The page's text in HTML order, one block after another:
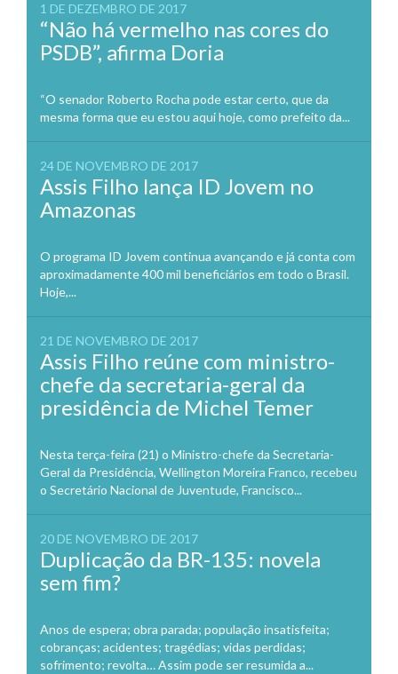
1 DE DEZEMBRO DE 2017
“Não há vermelho nas cores do
PSDB”, afirma Doria
“O senador Roberto Rocha pode estar certo, que da
mesma forma que eu estou aqui hoje, como prefeito da...
24 DE NOVEMBRO DE 2017
Assis Filho lança ID Jovem no
Amazonas
O programa ID Jovem continua avançando e já conta com
aproximadamente 400 mil beneficiários em todo o Brasil.
Hoje,...
21 DE NOVEMBRO DE 2017
Assis Filho reúne com ministro-
chefe da secretaria-geral da
presidência de Michel Temer
Nesta terça-feira (21) o Ministro-chefe da Secretaria-
Geral da Presidência, Wellington Moreira Franco, recebeu
o Secretário Nacional de Juventude, Francisco...
20 DE NOVEMBRO DE 2017
Duplicação da BR-135: novela
sem fim?
Anos de espera; obra parada; população insatisfeita;
cobranças; acidentes; tragédias; vidas perdidas;
sofrimento; revolta… Assim pode ser resumida a...